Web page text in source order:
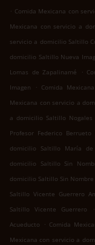
. Comida Mexicana con
Mexicana con servicio a
servicio a domicilio Saltillo
domicilio Saltillo Nueva
Lomas de Zapalinamé
.
Imagen
. Comida
Mexicana con servicio a
a domicilio Saltillo Nogales
Profesor Federico Berrueto
domicilio Saltillo María de
domicilio Saltillo Sin
domicilio Saltillo Sin
Saltillo Vicente Guerrero
Saltillo Vicente Guerrero
.
Acueducto
. Comida
Mexicana con servicio a